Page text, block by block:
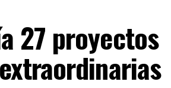
vacunas. Es muy importante
son seguras, eficaces
Rosada.
27 proyectos